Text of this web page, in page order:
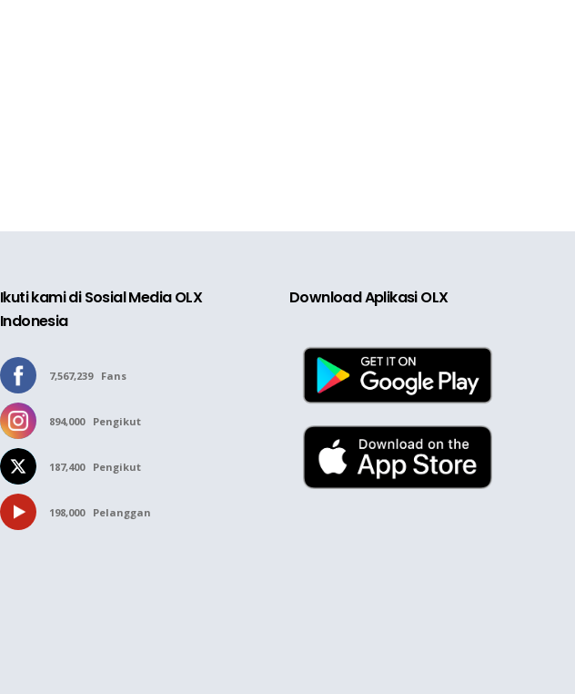
Ikuti kami di Sosial Media OLX
Indonesia
7,567,239 Fans
894,000 Pengikut
187,400 Pengikut
198,000 Pelanggan
Download Aplikasi OLX